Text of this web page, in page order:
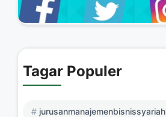
Tagar Populer
jurusanmanajemenbisnissyariah